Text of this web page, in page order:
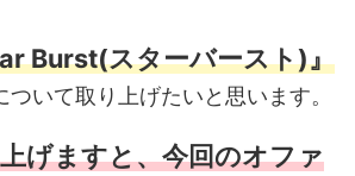
Burst(スターバースト)』
ついて取り上げたいと思います。
げますと、今回のオファ